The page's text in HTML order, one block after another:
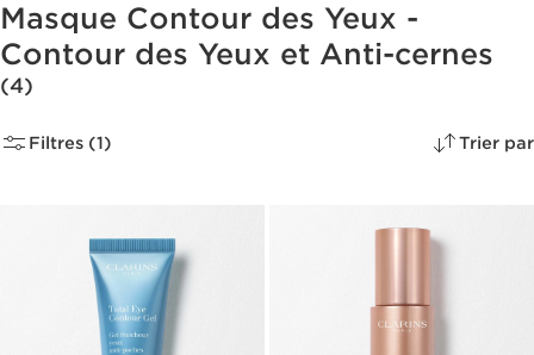
Masque Contour des Yeux -
Contour des Yeux et Anti-cernes
(4)
Filtres (1) Trier par